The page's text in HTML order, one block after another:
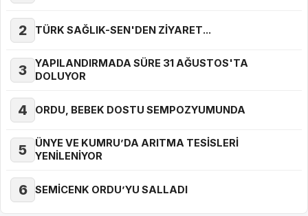
2 TÜRK SAĞLIK-SEN'DEN ZİYARET...
3
YAPILANDIRMADA SÜRE 31 AĞUSTOS'TA
DOLUYOR
4 ORDU, BEBEK DOSTU SEMPOZYUMUNDA
5
ÜNYE VE KUMRU’DA ARITMA TESİSLERİ
YENİLENİYOR
6 SEMİCENK ORDU’YU SALLADI